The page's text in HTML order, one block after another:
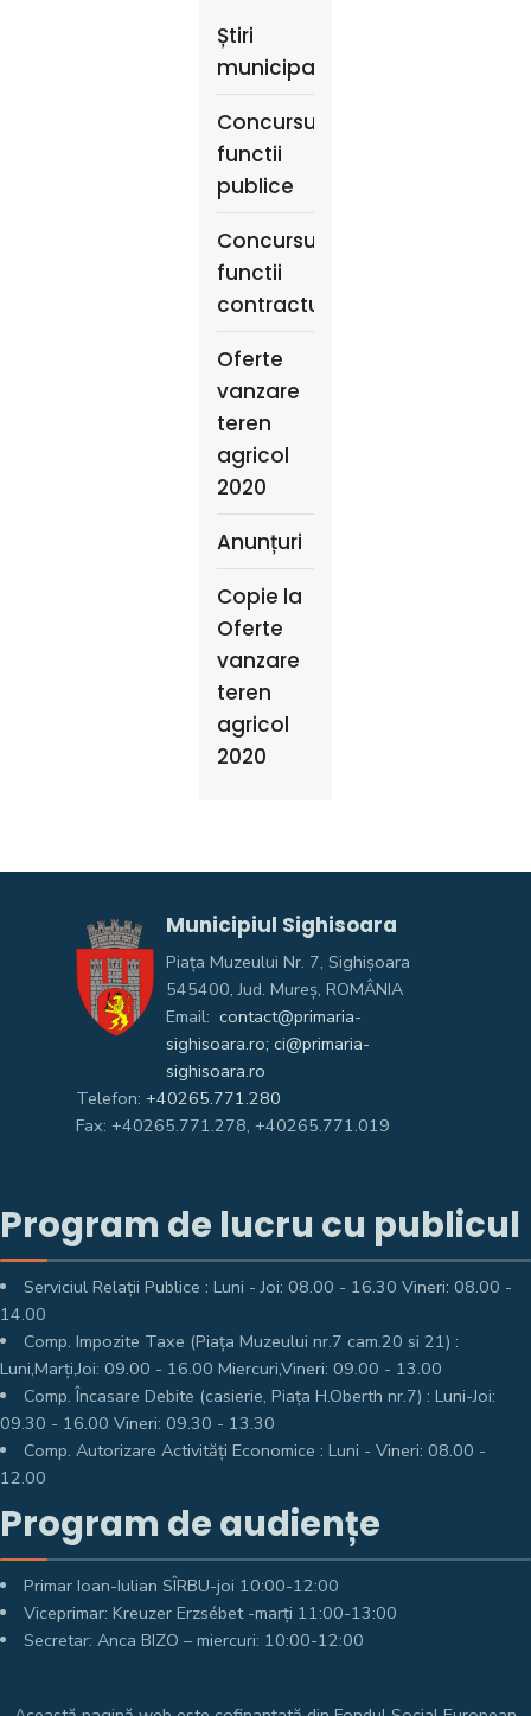
Știri
municipale
Concursuri
functii
publice
Concursuri
functii
contractuale
Oferte
vanzare
teren
agricol
2020
Anunțuri
Copie la
Oferte
vanzare
teren
agricol
2020
Municipiul Sighisoara
Piața Muzeului Nr. 7, Sighişoara
545400, Jud. Mureş, ROMÂNIA
Email: contact@primaria-
sighisoara.ro; ci@primaria-
sighisoara.ro
Telefon: +40265.771.280
Fax: +40265.771.278, +40265.771.019
Program de lucru cu publicul
Serviciul Relații Publice : Luni - Joi: 08.00 - 16.30 Vineri: 08.00 -
14.00
Comp. Impozite Taxe (Piața Muzeului nr.7 cam.20 si 21) :
Luni,Marți,Joi: 09.00 - 16.00 Miercuri,Vineri: 09.00 - 13.00
Comp. Încasare Debite (casierie, Piața H.Oberth nr.7) : Luni-Joi:
09.30 - 16.00 Vineri: 09.30 - 13.30
Comp. Autorizare Activități Economice : Luni - Vineri: 08.00 -
12.00
Program de audiențe
Primar Ioan-Iulian SÎRBU-joi 10:00-12:00
Viceprimar: Kreuzer Erzsébet -marți 11:00-13:00
Secretar: Anca BIZO – miercuri: 10:00-12:00